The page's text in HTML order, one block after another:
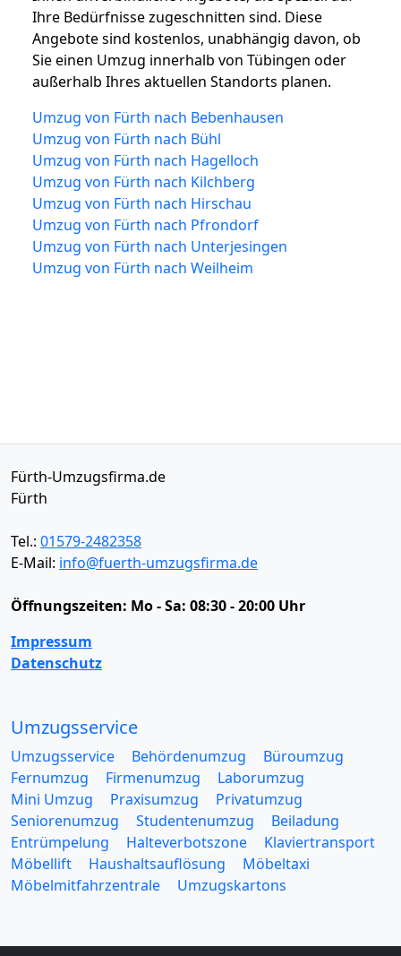
Ihre Bedürfnisse zugeschnitten sind. Diese
Angebote sind kostenlos, unabhängig davon, ob
Sie einen Umzug innerhalb von Tübingen oder
außerhalb Ihres aktuellen Standorts planen.
Umzug von Fürth nach Bebenhausen
Umzug von Fürth nach Bühl
Umzug von Fürth nach Hagelloch
Umzug von Fürth nach Kilchberg
Umzug von Fürth nach Hirschau
Umzug von Fürth nach Pfrondorf
Umzug von Fürth nach Unterjesingen
Umzug von Fürth nach Weilheim
Fürth-Umzugsfirma.de
Fürth
Tel.: 01579-2482358
E-Mail: info@fuerth-umzugsfirma.de
Öffnungszeiten: Mo - Sa: 08:30 - 20:00 Uhr
Impressum
Datenschutz
Umzugsservice
Umzugsservice Behördenumzug
Büroumzug
Fernumzug
Firmenumzug
Laborumzug
Mini Umzug
Praxisumzug
Privatumzug
Seniorenumzug
Studentenumzug
Beiladung
Entrümpelung
Halteverbotszone
Klaviertransport
Möbellift
Haushaltsauflösung
Möbeltaxi
Möbelmitfahrzentrale
Umzugskartons